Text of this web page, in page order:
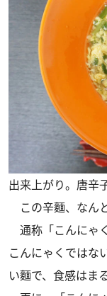
出来上がり。唐辛
この辛麵、なん
通称「こんにゃ
こんにゃくではな
い麵で、食感はま